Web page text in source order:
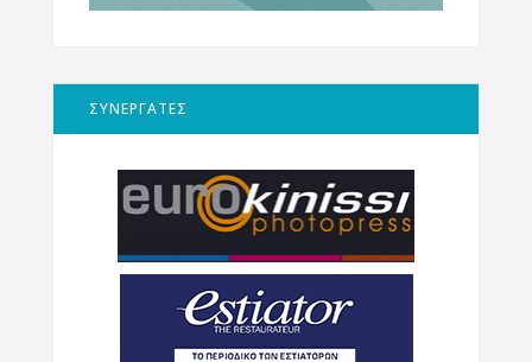
ΣΥΝΕΡΓΑΤΕΣ